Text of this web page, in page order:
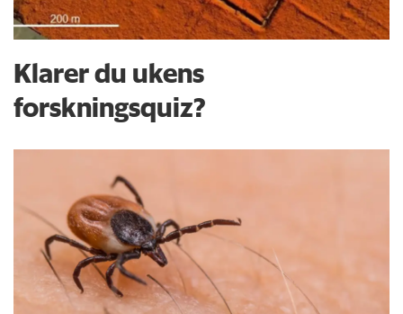
Klarer du ukens
forskningsquiz?